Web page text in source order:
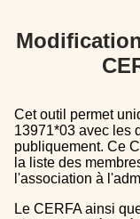
Cet outil permet uniquement de pré-remplir le CERFA
13971*03 avec les
publiquement. Ce
la liste des
l'association à
Le CERFA ainsi que la procédure peuvent être